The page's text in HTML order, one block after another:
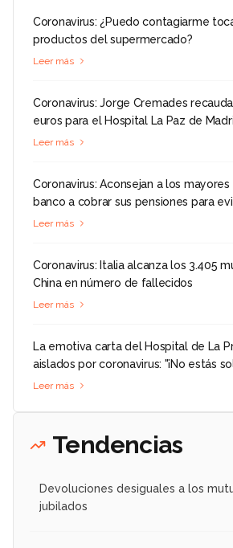
Coronavirus: ¿Puedo contagiarme
productos del supermercado?
Leer más
Coronavirus: Jorge Cremades
euros para el Hospital La Paz de
Leer más
Coronavirus: Aconsejan a los
banco a cobrar sus pensiones para
Leer más
Coronavirus: Italia alcanza los 3.405
China en número de fallecidos
Leer más
La emotiva carta del Hospital de La
aislados por coronavirus: "¡No estás
Leer más
Tendencias
Devoluciones desiguales a los
jubilados